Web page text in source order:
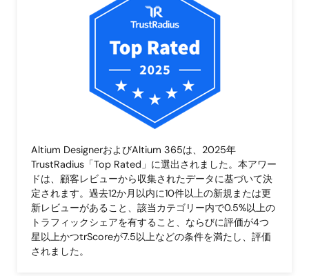
Altium DesignerおよびAltium 365は、2025年
TrustRadius「Top Rated」に選出されました。本アワー
ドは、顧客レビューから収集されたデータに基づいて決
定されます。過去12か月以内に10件以上の新規または更
新レビューがあること、該当カテゴリー内で0.5%以上の
トラフィックシェアを有すること、ならびに評価が4つ
星以上かつtrScoreが7.5以上などの条件を満たし、評価
されました。